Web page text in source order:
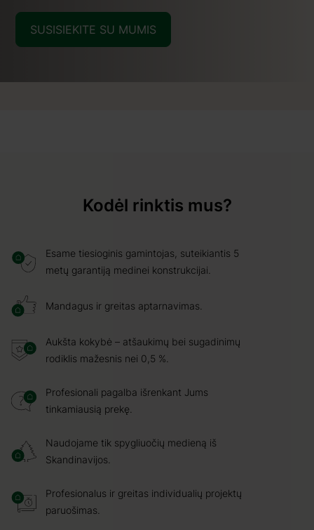
SUSISIEKITE SU MUMIS
Kodėl rinktis mus?
Esame tiesioginis gamintojas, suteikiantis 5
metų garantiją medinei konstrukcijai.
Mandagus ir greitas aptarnavimas.
Aukšta kokybė – atšaukimų bei sugadinimų
rodiklis mažesnis nei 0,5 %.
Profesionali pagalba išrenkant Jums
tinkamiausią prekę.
Naudojame tik spygliuočių medieną iš
Skandinavijos.
Profesionalus ir greitas individualių projektų
paruošimas.